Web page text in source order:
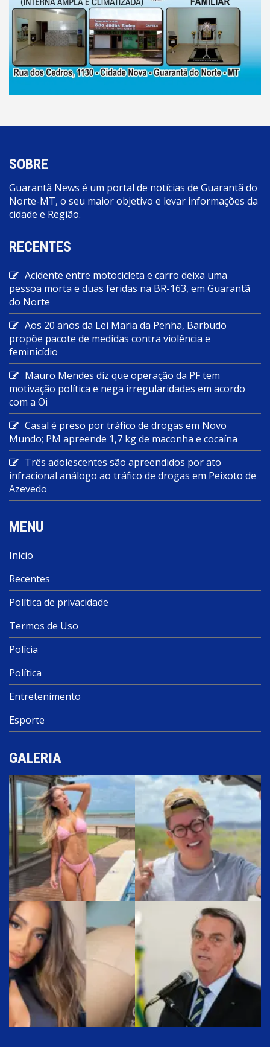
SOBRE
Guarantã News é um portal de notícias de Guarantã do
Norte-MT, o seu maior objetivo e levar informações da
cidade e Região.
RECENTES
Acidente entre motocicleta e carro deixa uma
pessoa morta e duas feridas na BR-163, em Guarantã
do Norte
Aos 20 anos da Lei Maria da Penha, Barbudo
propõe pacote de medidas contra violência e
feminicídio
Mauro Mendes diz que operação da PF tem
motivação política e nega irregularidades em acordo
com a Oi
Casal é preso por tráfico de drogas em Novo
Mundo; PM apreende 1,7 kg de maconha e cocaína
Três adolescentes são apreendidos por ato
infracional análogo ao tráfico de drogas em Peixoto de
Azevedo
MENU
Início
Recentes
Política de privacidade
Termos de Uso
Polícia
Política
Entretenimento
Esporte
GALERIA